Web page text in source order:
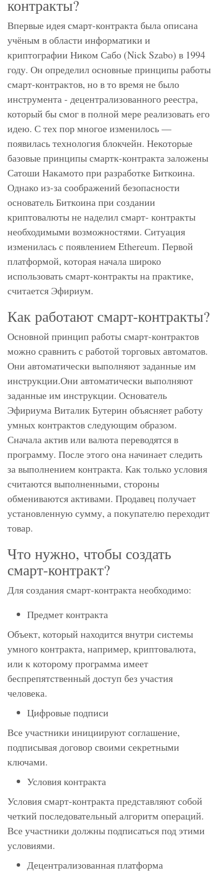
контракты?
Впервые идея смарт-контракта была описана
учёным в области информатики и
криптографии Ником Сабо (Nick Szabo) в 1994
году. Он определил основные принципы работы
смарт-контрактов, но в то время не было
инструмента - децентрализованного реестра,
который бы смог в полной мере реализовать его
идею. С тех пор многое изменилось —
появилась технология блокчейн. Некоторые
базовые принципы смартк-контракта заложены
Сатоши Накамото при разработке Биткоина.
Однако из-за соображений безопасности
основатель Биткоина при создании
криптовалюты не наделил смарт- контракты
необходимыми возможностями. Ситуация
изменилась с появлением Ethereum. Первой
платформой, которая начала широко
использовать смарт-контракты на практике,
считается Эфириум.
Как работают смарт-контракты?
Основной принцип работы смарт-контрактов
можно сравнить с работой торговых автоматов.
Они автоматически выполняют заданные им
инструкции.Они автоматически выполняют
заданные им инструкции. Основатель
Эфириума Виталик Бутерин объясняет работу
умных контрактов следующим образом.
Сначала актив или валюта переводятся в
программу. После этого она начинает следить
за выполнением контракта. Как только условия
считаются выполненными, стороны
обмениваются активами. Продавец получает
установленную сумму, а покупателю переходит
товар.
Что нужно, чтобы создать
смарт-контракт?
Для создания смарт-контракта необходимо:
Предмет контракта
Объект, который находится внутри системы
умного контракта, например, криптовалюта,
или к которому программа имеет
беспрепятственный доступ без участия
человека.
Цифровые подписи
Все участники инициируют соглашение,
подписывая договор своими секретными
ключами.
Условия контракта
Условия смарт-контракта представляют собой
четкий последовательный алгоритм операций.
Все участники должны подписаться под этими
условиями.
Децентрализованная платформа